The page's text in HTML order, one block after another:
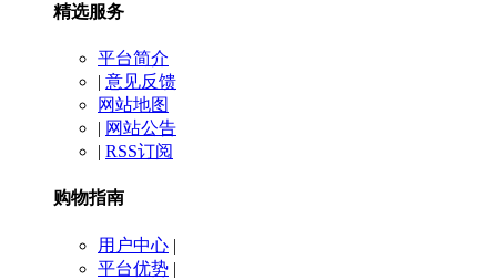
精选服务
平台简介
| 意见反馈
网站地图
| 网站公告
| RSS订阅
购物指南
用户中心 |
平台优势 |